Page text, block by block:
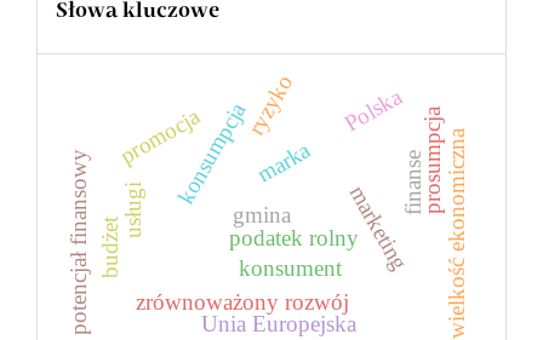
Słowa kluczowe
gmina
marka
marketing
konsument
konsumpcja
promocja
finanse
zrównoważony rozwój
prosumpcja
Unia Europejska
usługi
Polska
potencjał finansowy podatek rolny
budżet
ryzyko
wielkość ekonomiczna